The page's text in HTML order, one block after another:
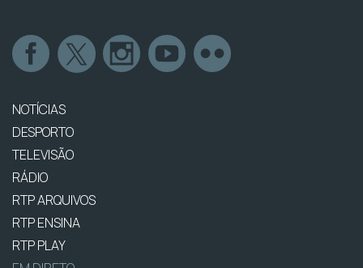
NOTÍCIAS
DESPORTO
TELEVISÃO
RÁDIO
RTP ARQUIVOS
RTP ENSINA
RTP PLAY